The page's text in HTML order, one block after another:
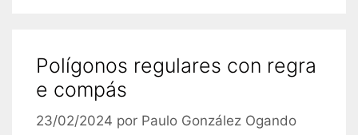
Polígonos regulares con regra
e compás
23/02/2024 por Paulo González Ogando